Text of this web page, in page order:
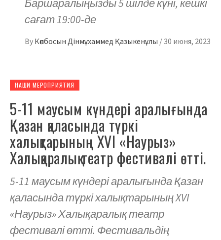
Баршаралыңызды 5 шілде күні, кешкі
сағат 19:00-де
By Көпбосын Дінмұхаммед Қазыкенұлы / 30 июня, 2023
НАШИ МЕРОПРИЯТИЯ
5-11 маусым күндері аралығында
Қазан қаласында түркі
халықтарының XVI «Наурыз»
Халықаралық театр фестивалі өтті.
5-11 маусым күндері аралығында Қазан
қаласында түркі халықтарының XVI
«Наурыз» Халықаралық театр
фестивалі өтті. ​Фестивальдің